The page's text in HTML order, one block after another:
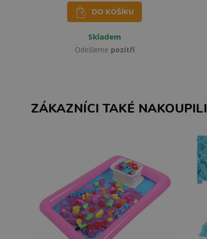
DO KOŠÍKU
Skladem
Odešleme pozítří
ZÁKAZNÍCI TAKÉ NAKOUPILI